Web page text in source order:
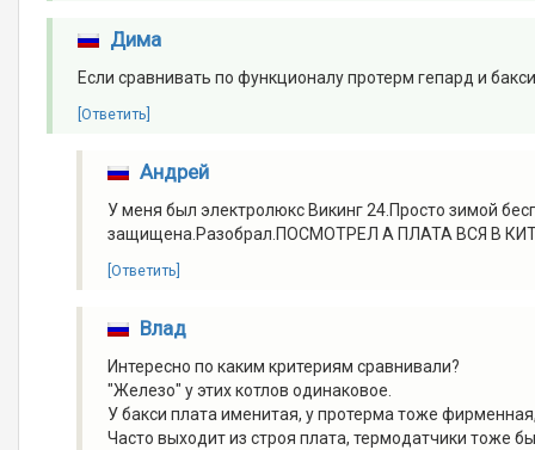
Дима
Если сравнивать по функционалу протерм гепард и
[Ответить]
Андрей
У меня был электролюкс Викинг 24.Просто зимой
защищена.Разобрал.ПОСМОТРЕЛ А ПЛАТА ВСЯ В
[Ответить]
Влад
Интересно по каким критериям сравнивали?
"Железо" у этих котлов одинаковое.
У бакси плата именитая, у протерма тоже
Часто выходит из строя плата, термодатчики тоже